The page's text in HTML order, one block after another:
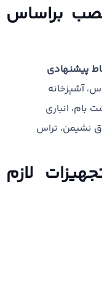
براساس
پیشنهادی
آشپزخانه
بام، انباری
نشیمن، تراس
لازم